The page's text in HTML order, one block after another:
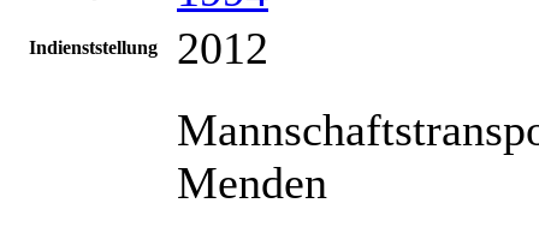
Indienststellung 2012
Menden